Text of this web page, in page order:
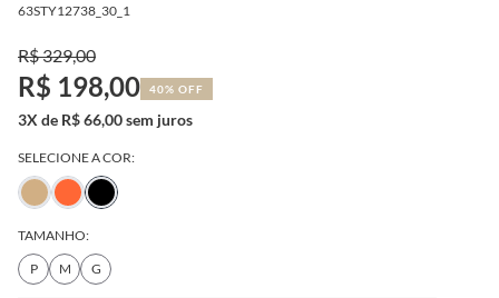
63STY12738_30_1
R$ 329,00
R$ 198,00 40% OFF
3X de R$ 66,00 sem juros
SELECIONE A COR:
TAMANHO:
P
M G